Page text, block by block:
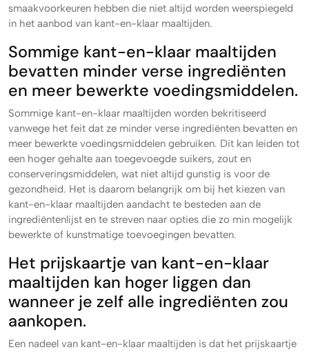
smaakvoorkeuren hebben die niet altijd worden weerspiegeld
in het aanbod van kant-en-klaar maaltijden.
Sommige kant-en-klaar maaltijden
bevatten minder verse ingrediënten
en meer bewerkte voedingsmiddelen.
Sommige kant-en-klaar maaltijden worden bekritiseerd
vanwege het feit dat ze minder verse ingrediënten bevatten en
meer bewerkte voedingsmiddelen gebruiken. Dit kan leiden tot
een hoger gehalte aan toegevoegde suikers, zout en
conserveringsmiddelen, wat niet altijd gunstig is voor de
gezondheid. Het is daarom belangrijk om bij het kiezen van
kant-en-klaar maaltijden aandacht te besteden aan de
ingrediëntenlijst en te streven naar opties die zo min mogelijk
bewerkte of kunstmatige toevoegingen bevatten.
Het prijskaartje van kant-en-klaar
maaltijden kan hoger liggen dan
wanneer je zelf alle ingrediënten zou
aankopen.
Een nadeel van kant-en-klaar maaltijden is dat het prijskaartje